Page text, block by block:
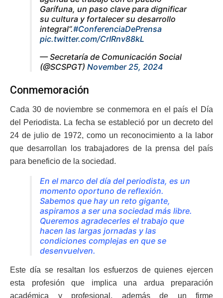
Garífuna, un paso clave para dignificar
su cultura y fortalecer su desarrollo
integral”.#ConferenciaDePrensa
pic.twitter.com/CrIRnv88kL
— Secretaría de Comunicación Social
(@SCSPGT) November 25, 2024
Conmemoración
Cada 30 de noviembre se conmemora en el país el Día
del Periodista. La fecha se estableció por un decreto del
24 de julio de 1972, como un reconocimiento a la labor
que desarrollan los trabajadores de la prensa del país
para beneficio de la sociedad.
En el marco del día del periodista, es un
momento oportuno de reflexión.
Sabemos que hay un reto gigante,
aspiramos a ser una sociedad más libre.
Queremos agradecerles el trabajo que
hacen las largas jornadas y las
condiciones complejas en que se
desenvuelven.
Este día se resaltan los esfuerzos de quienes ejercen
esta profesión que implica una ardua preparación
académica y profesional, además de un firme